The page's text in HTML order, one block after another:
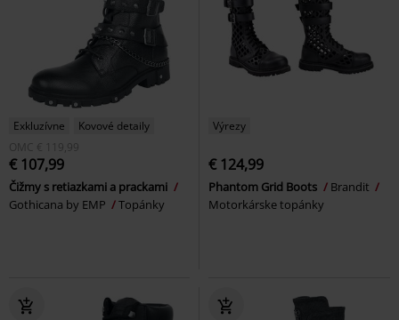
Exkluzívne
Kovové detaily
OMC € 119,99
€ 107,99
Čižmy s retiazkami a prackami
Gothicana by EMP
Topánky
Výrezy
€ 124,99
Phantom Grid Boots
Brandit
Motorkárske topánky